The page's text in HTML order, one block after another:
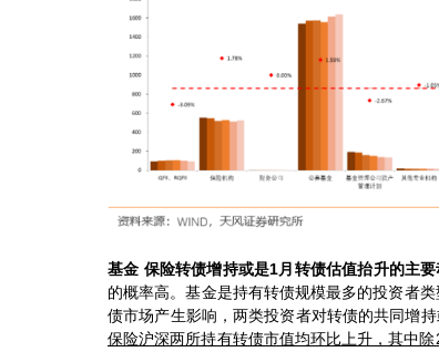
基金 保险转债增持或是1月转债估值抬升的主要
的概率高。基金是持有转债规模最多的投资者
债市场产生影响，两类投资者对转债的共同增
保险沪深两所持有转债市值均环比上升，其中